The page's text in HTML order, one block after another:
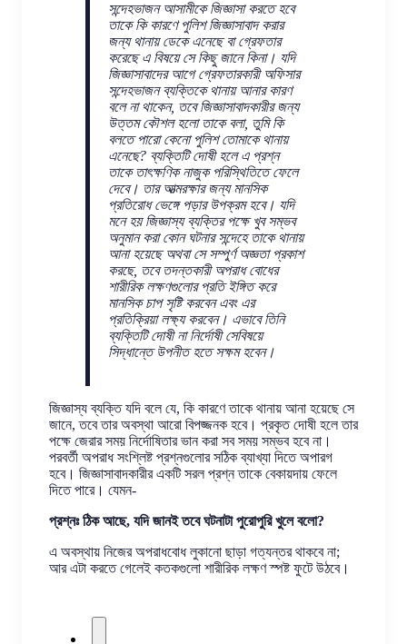
সন্দেহভাজন আসামীকে জিজ্ঞাসা করতে হবে
তাকে কি কারণে পুলিশ জিজ্ঞাসাবাদ করার
জন্য থানায় ডেকে এনেছে বা গ্রেফতার
করেছে এ বিষয়ে সে কিছু জানে কিনা। যদি
জিজ্ঞাসাবাদের আগে গ্রেফতারকারী অফিসার
সন্দেহভাজন ব্যক্তিকে থানায় আনার কারণ
বলে না থাকেন, তবে জিজ্ঞাসাবাদকারীর জন্য
উত্তম কৌশল হলো তাকে বলা, তুমি কি
বলতে পারো কেনো পুলিশ তোমাকে থানায়
এনেছে? ব্যক্তিটি দোষী হলে এ প্রশ্ন
তাকে তাৎক্ষণিক নাজুক পরিস্থিতিতে ফেলে
দেবে। তার আত্মরক্ষার জন্য মানসিক
প্রতিরোধ ভেঙ্গে পড়ার উপক্রম হবে। যদি
মনে হয় জিজ্ঞাস্য ব্যক্তির পক্ষে খুব সম্ভব
অনুমান করা কোন ঘটনার সন্দেহে তাকে থানায়
আনা হয়েছে অথবা সে সম্পুর্ণ অজ্ঞতা প্রকাশ
করছে, তবে তদন্তকারী অপরাধ বোধের
শারীরিক লক্ষণগুলোর প্রতি ইঙ্গিত করে
মানসিক চাপ সৃষ্টি করবেন এবং এর
প্রতিক্রিয়া লক্ষ্য করবেন। এভাবে তিনি
ব্যক্তিটি দোষী না নির্দোষী সেবিষয়ে
সিদ্ধান্তে উপনীত হতে সক্ষম হবেন।
জিজ্ঞাস্য ব্যক্তি যদি বলে যে, কি কারণে তাকে থানায় আনা হয়েছে সে
জানে, তবে তার অবস্থা আরো বিপজ্জনক হবে। প্রকৃত দোষী হলে তার
পক্ষে জেরার সময় নির্দোষিতার ভান করা সব সময় সম্ভব হবে না।
পরবর্তী অপরাধ সংশ্লিষ্ট প্রশ্নগুলোর সঠিক ব্যাখ্যা দিতে অপারগ
হবে। জিজ্ঞাসাবাদকারীর একটি সরল প্রশ্ন তাকে বেকায়দায় ফেলে
দিতে পারে। যেমন-
প্রশ্নঃ ঠিক আছে, যদি জানই তবে ঘটনাটা পুরোপুরি খুলে বলো?
এ অবস্থায় নিজের অপরাধবোধ লুকানো ছাড়া গত্যন্তর থাকবে না;
আর এটা করতে গেলেই কতকগুলো শারীরিক লক্ষণ স্পষ্ট ফুটে উঠবে।